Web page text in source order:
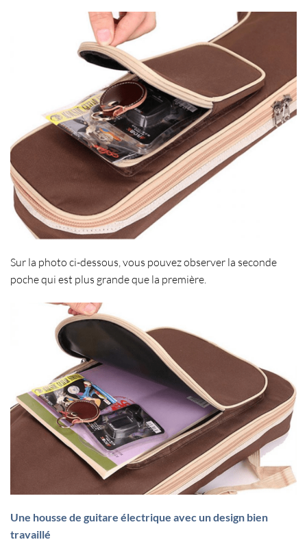
Sur la photo ci-dessous, vous pouvez observer la seconde
poche qui est plus grande que la première.
Une housse de guitare électrique avec un design bien
travaillé